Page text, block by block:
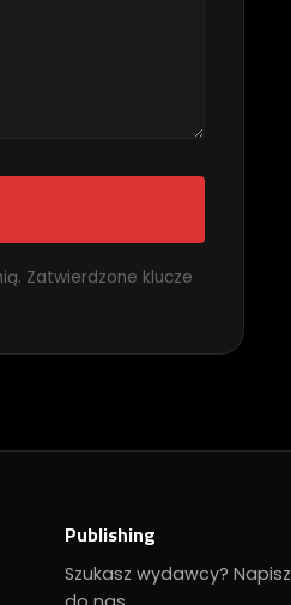
Zatwierdzone klucze
Publishing
Szukasz wydawcy? Napisz